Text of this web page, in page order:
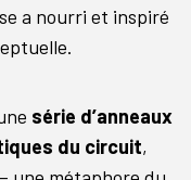
a nourri et inspiré
série d’anneaux
du circuit,